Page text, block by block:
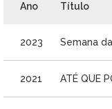
Ano Título
2023 Semana
2021 ATÉ QUE